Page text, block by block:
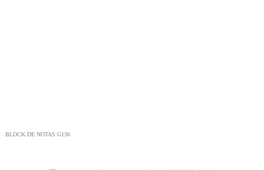
BLOCK DE NOTAS G136